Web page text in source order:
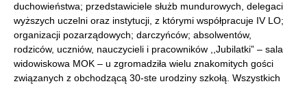
duchowieństwa; przedstawiciele służb mundurowych, delegaci
wyższych uczelni oraz instytucji, z którymi współpracuje IV LO;
organizacji pozarządowych; darczyńców; absolwentów,
rodziców, uczniów, nauczycieli i pracowników ,,Jubilatki” – sala
widowiskowa MOK – u zgromadziła wielu znakomitych gości
związanych z obchodzącą 30-ste urodziny szkołą. Wszystkich